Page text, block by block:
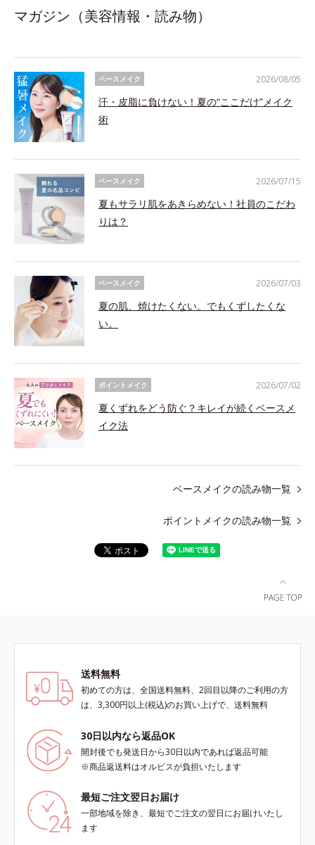
マガジン（美容情報・読み物）
ベースメイク
汗・皮脂に負けない！夏の“ここだけ”メイク
術
2026/08/05
ベースメイク
夏もサラリ肌をあきらめない！社員のこだわ
りは？
2026/07/15
ベースメイク
夏の肌、焼けたくない。でもくずしたくな
い。
2026/07/03
ポイントメイク
夏くずれをどう防ぐ？キレイが続くベースメ
イク法
2026/07/02
ベースメイクの読み物一覧
ポイントメイクの読み物一覧
送料無料
初めての方は、全国送料無料、2回目以降のご利用の方
は、3,300円以上(税込)のお買い上げで、送料無料
30日以内なら返品OK
開封後でも発送日から30日以内であれば返品可能
※商品返送料はオルビスが負担いたします
最短ご注文翌日お届け
一部地域を除き、最短でご注文の翌日にお届けいたし
ます